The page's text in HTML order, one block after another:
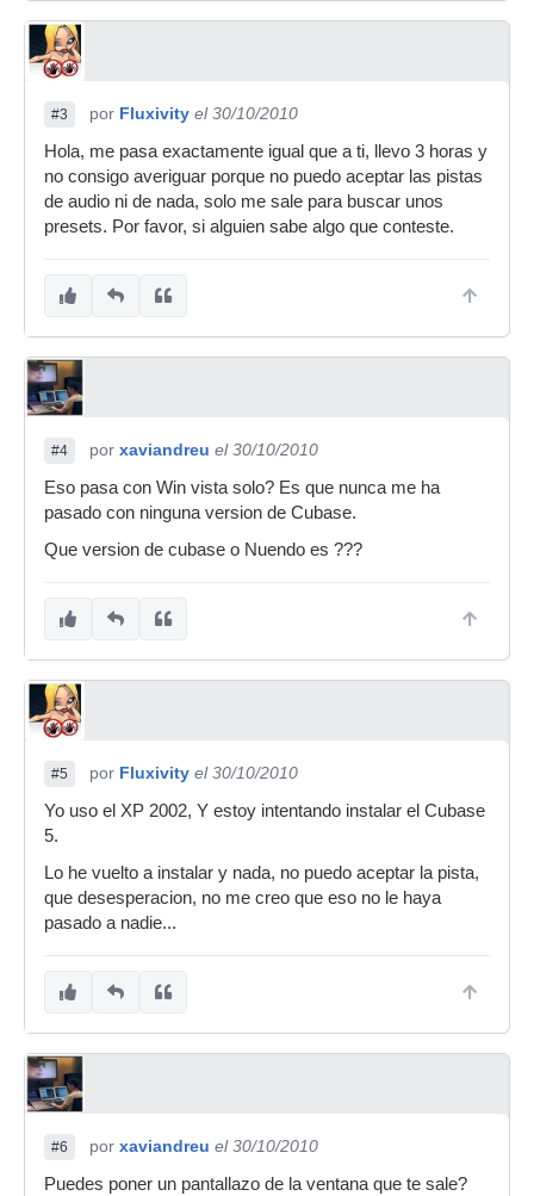
#3 por Fluxivity el 30/10/2010
Hola, me pasa exactamente igual que a ti, llevo 3 horas y
no consigo averiguar porque no puedo aceptar las pistas
de audio ni de nada, solo me sale para buscar unos
presets. Por favor, si alguien sabe algo que conteste.
#4 por xaviandreu el 30/10/2010
Eso pasa con Win vista solo? Es que nunca me ha
pasado con ninguna version de Cubase.
Que version de cubase o Nuendo es ???
#5 por Fluxivity el 30/10/2010
Yo uso el XP 2002, Y estoy intentando instalar el Cubase
5.
Lo he vuelto a instalar y nada, no puedo aceptar la pista,
que desesperacion, no me creo que eso no le haya
pasado a nadie...
#6 por xaviandreu el 30/10/2010
Puedes poner un pantallazo de la ventana que te sale?